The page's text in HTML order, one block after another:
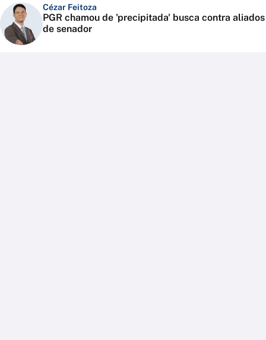
Cézar Feitoza
PGR chamou de 'precipitada' busca contra aliados
de senador